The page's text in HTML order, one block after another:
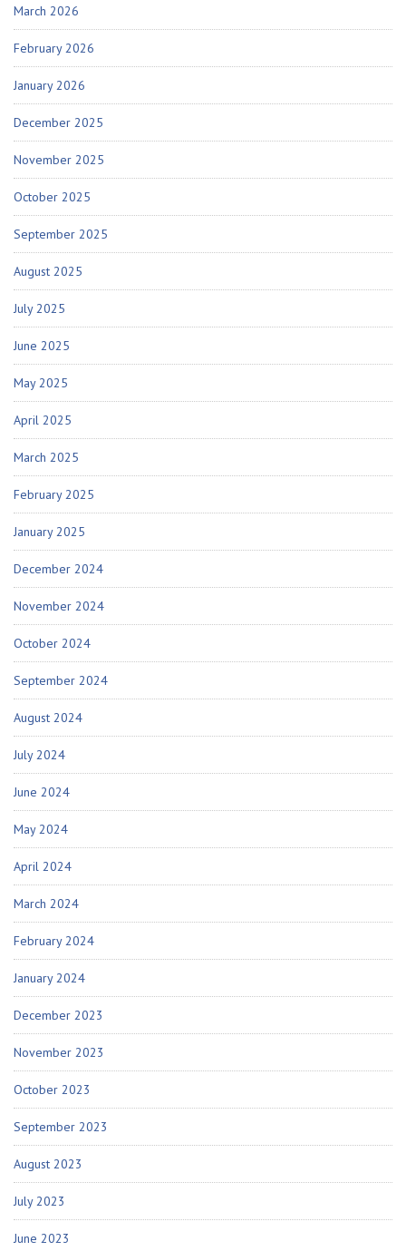
March 2026
February 2026
January 2026
December 2025
November 2025
October 2025
September 2025
August 2025
July 2025
June 2025
May 2025
April 2025
March 2025
February 2025
January 2025
December 2024
November 2024
October 2024
September 2024
August 2024
July 2024
June 2024
May 2024
April 2024
March 2024
February 2024
January 2024
December 2023
November 2023
October 2023
September 2023
August 2023
July 2023
June 2023